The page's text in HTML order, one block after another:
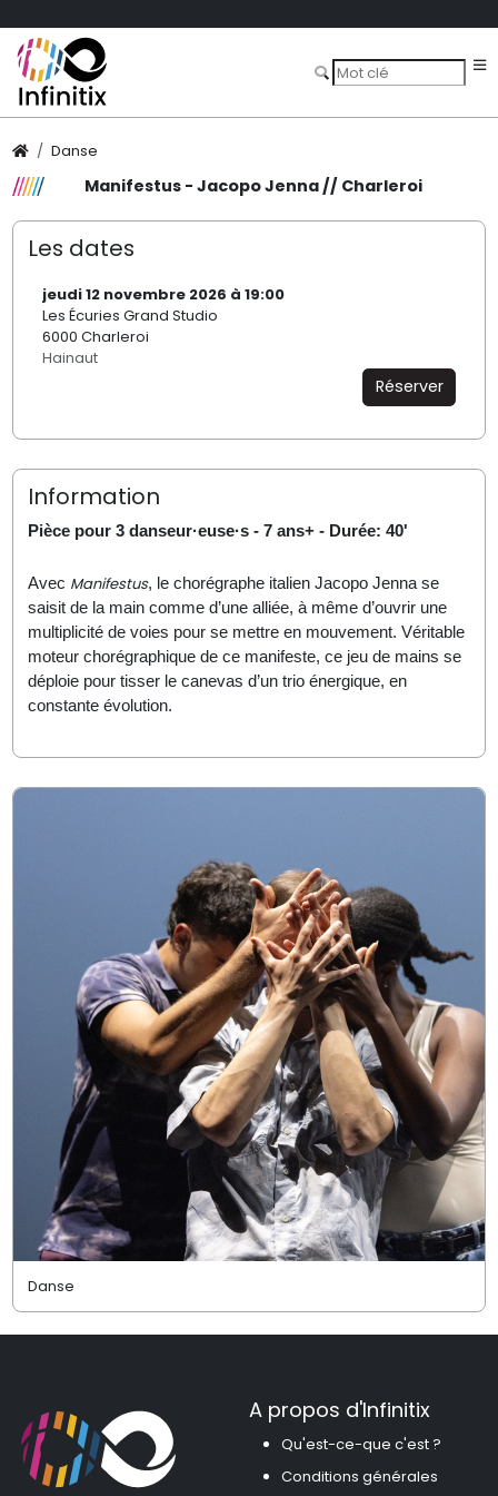
Danse
Manifestus - Jacopo Jenna // Charleroi
Les dates
jeudi 12 novembre 2026 à 19:00
Les Écuries Grand Studio
6000 Charleroi
Hainaut
Réserver
Information
Pièce pour 3 danseur·euse·s - 7 ans+ - Durée: 40'
Avec Manifestus, le chorégraphe italien Jacopo Jenna se
saisit de la main comme d’une alliée, à même d’ouvrir une
multiplicité de voies pour se mettre en mouvement. Véritable
moteur chorégraphique de ce manifeste, ce jeu de mains se
déploie pour tisser le canevas d’un trio énergique, en
constante évolution.
Danse
A propos d'Infinitix
Qu'est-ce-que c'est ?
Conditions générales